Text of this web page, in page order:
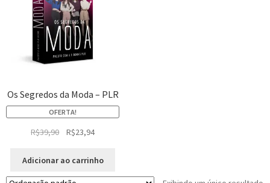
Os Segredos da Moda – PLR
OFERTA!
R$39,90 R$23,94
Adicionar ao carrinho